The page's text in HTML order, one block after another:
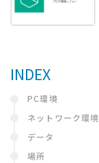
INDEX
PC環境
ネットワーク環境
データ
場所